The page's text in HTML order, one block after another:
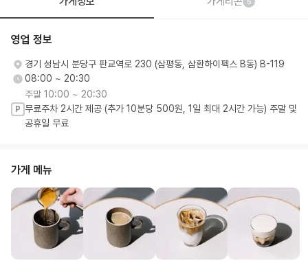
영업 정보
경기 성남시 분당구 판교역로 230 (삼평동, 삼환하이펙스 B동) B-119
08:00 ~ 20:30
주말 10:00 ~ 20:30
P 무료주차 2시간 제공 (추가 10분당 500원, 1일 최대 2시간 가능) 주말 및
공휴일 무료
가게 메뉴